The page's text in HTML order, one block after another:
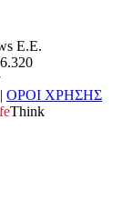
Ε.E.
| ΟΡΟΙ ΧΡΗΣΗΣ
Think